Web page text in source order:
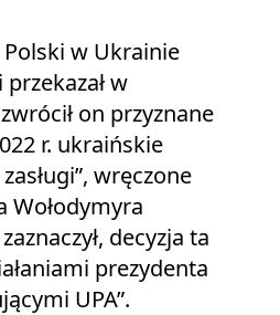
Polski w Ukrainie
w
on przyznane
r. ukraińskie
wręczone
Wołodymyra
decyzja ta
prezydenta
UPA”.